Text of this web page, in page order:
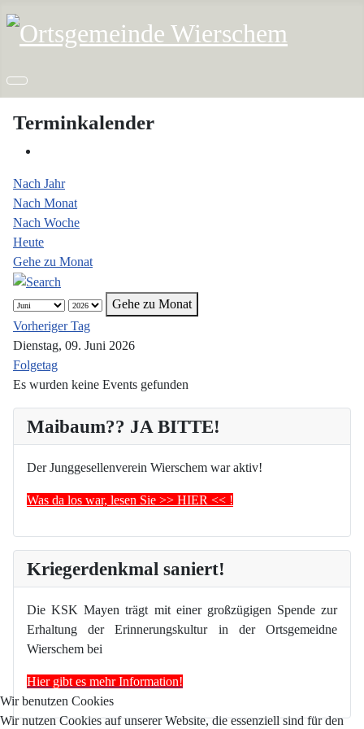
Maibaum?? JA BITTE!
Der Junggesellenverein Wierschem war aktiv!
Was da los war, lesen Sie >> HIER << !
Kriegerdenkmal saniert!
Die KSK Mayen trägt mit einer großzügigen Spende zur
Erhaltung der Erinnerungskultur in der Ortsgemeidne
Wierschem bei
Hier gibt es mehr Information!
Terminkalender
Nach Jahr
Nach Monat
Nach Woche
Heute
Gehe zu Monat
Gehe zu Monat
Vorheriger Tag
Dienstag, 09. Juni 2026
Folgetag
Es wurden keine Events gefunden
Wir benutzen Cookies
Wir nutzen Cookies auf unserer Website, die essenziell sind für den